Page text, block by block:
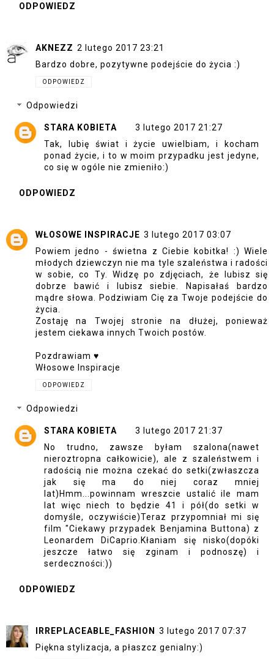
ODPOWIEDZ
AKNEZZ 2 lutego 2017 23:21
Bardzo dobre, pozytywne podejście do życia :)
ODPOWIEDZ
Odpowiedzi
STARA KOBIETA
3 lutego 2017 21:27
Tak, lubię świat i życie uwielbiam, i kocham
ponad życie, i to w moim przypadku jest jedyne,
co się w ogóle nie zmieniło:)
ODPOWIEDZ
WŁOSOWE INSPIRACJE 3 lutego 2017 03:07
Powiem jedno - świetna z Ciebie kobitka! :) Wiele
młodych dziewczyn nie ma tyle szaleństwa i radości
w sobie, co Ty. Widzę po zdjęciach, że lubisz się
dobrze bawić i lubisz siebie. Napisałaś bardzo
mądre słowa. Podziwiam Cię za Twoje podejście do
życia.
Zostaję na Twojej stronie na dłużej, ponieważ
jestem ciekawa innych Twoich postów.
Pozdrawiam ♥
Włosowe Inspiracje
ODPOWIEDZ
Odpowiedzi
STARA KOBIETA
3 lutego 2017 21:37
No trudno, zawsze byłam szalona(nawet
nieroztropna całkowicie), ale z szaleństwem i
radością nie można czekać do setki(zwłaszcza
jak się ma do niej coraz mniej
lat)Hmm...powinnam wreszcie ustalić ile mam
lat więc niech to będzie 41 i pół(do setki w
domyśle, oczywiście)Teraz przypomniał mi się
film "Ciekawy przypadek Benjamina Buttona) z
Leonardem DiCaprio.Kłaniam się nisko(dopóki
jeszcze łatwo się zginam i podnoszę) i
serdeczności:))
ODPOWIEDZ
IRREPLACEABLE_FASHION
3 lutego 2017 07:37
Piękna stylizacja, a płaszcz genialny:)